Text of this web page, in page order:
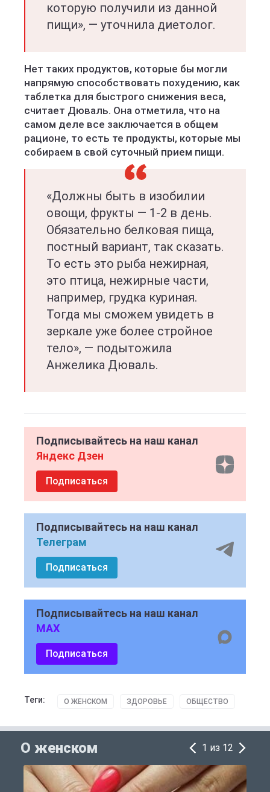
которую получили из данной
пищи», — уточнила диетолог.
Нет таких продуктов, которые бы могли
напрямую способствовать похудению, как
таблетка для быстрого снижения веса,
считает Дюваль. Она отметила, что на
самом деле все заключается в общем
рационе, то есть те продукты, которые мы
собираем в свой суточный прием пищи.
«Должны быть в изобилии
овощи, фрукты — 1-2 в день.
Обязательно белковая пища,
постный вариант, так сказать.
То есть это рыба нежирная,
это птица, нежирные части,
например, грудка куриная.
Тогда мы сможем увидеть в
зеркале уже более стройное
тело», — подытожила
Анжелика Дюваль.
Подписывайтесь на наш канал
Яндекс Дзен
Подписаться
Подписывайтесь на наш канал
Телеграм
Подписаться
Подписывайтесь на наш канал
MAX
Подписаться
Теги: О ЖЕНСКОМ ЗДОРОВЬЕ ОБЩЕСТВО
О женском 1 из 12